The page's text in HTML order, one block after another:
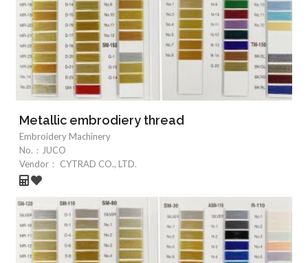
Metallic embrodiery thread
Embroidery Machinery
No.： JUCO
Vendor：
CYTRAD CO., LTD.